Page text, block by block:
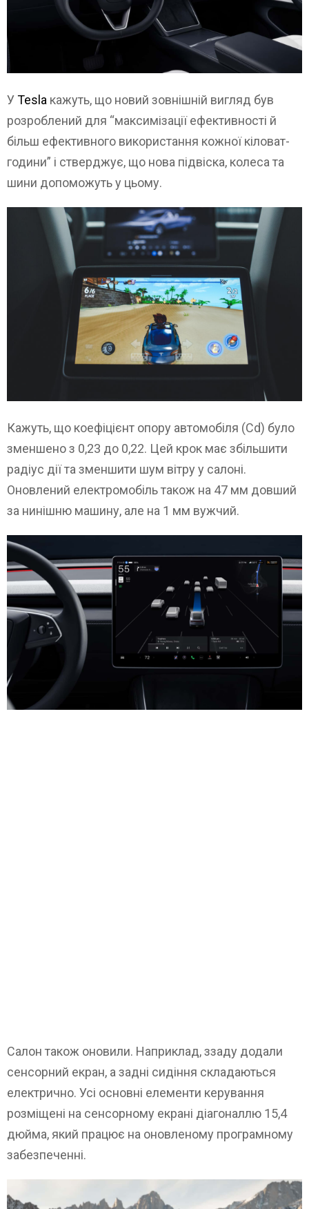
УTesla кажуть, що новий зовнішній вигляд був
розроблений для “максимізації ефективності й
більш ефективного використання кожної кіловат-
години” і стверджує, що нова підвіска, колеса та
шини допоможуть у цьому.
Кажуть, що коефіцієнт опору автомобіля (Cd) було
зменшено з 0,23 до 0,22. Цей крок має збільшити
радіус дії та зменшити шум вітру у салоні.
Оновлений електромобіль також на 47 мм довший
за нинішню машину, але на 1 мм вужчий.
Салон також оновили. Наприклад, ззаду додали
сенсорний екран, а задні сидіння складаються
електрично. Усі основні елементи керування
розміщені на сенсорному екрані діагоналлю 15,4
дюйма, який працює на оновленому програмному
забезпеченні.